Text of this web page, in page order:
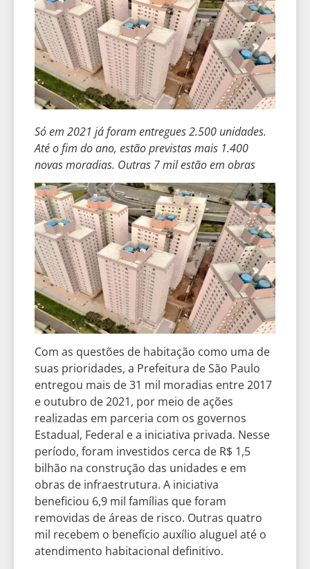
Só em 2021 já foram entregues 2.500 unidades.
Até o fim do ano, estão previstas mais 1.400
novas moradias. Outras 7 mil estão em obras
Com as questões de habitação como uma de
suas prioridades, a Prefeitura de São Paulo
entregou mais de 31 mil moradias entre 2017
e outubro de 2021, por meio de ações
realizadas em parceria com os governos
Estadual, Federal e a iniciativa privada. Nesse
período, foram investidos cerca de R$ 1,5
bilhão na construção das unidades e em
obras de infraestrutura. A iniciativa
beneficiou 6,9 mil famílias que foram
removidas de áreas de risco. Outras quatro
mil recebem o benefício auxílio aluguel até o
atendimento habitacional definitivo.